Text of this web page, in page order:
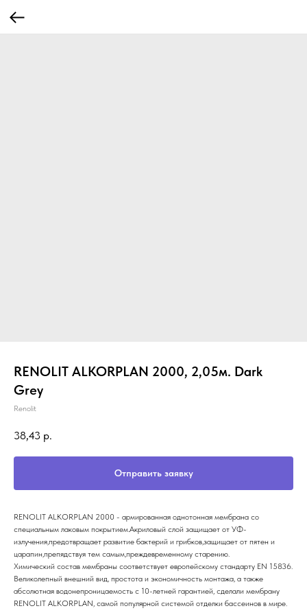
RENOLIT ALKORPLAN 2000, 2,05м. Dark
Grey
Renolit
38,43 р.
Отправить заявку
RENOLIT ALKORPLAN 2000 - армированная однотонная мембрана со
специальным лаковым покрытием.Акриловый слой защищает от УФ-
излучения,предотвращает развитие бактерий и грибков,защищает от пятен и
царапин,препядствуя тем самым,преждевременному старению.
Химический состав мембраны соответствует европейскому стандарту EN 15836.
Великолепный внешний вид, простота и экономичность монтажа, а также
абсолютная водонепроницаемость с 10-летней гарантией, сделали мембрану
RENOLIT ALKORPLAN, самой популярной системой отделки бассеинов в мире.